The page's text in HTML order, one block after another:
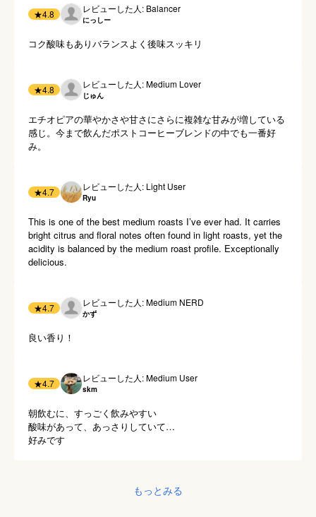
★4.8 レビューした人: Balancer
にっしー
コク酸味もありバランスよく後味スッキリ
★4.8 レビューした人: Medium Lover
じゅん
エチオピアの華やかさや甘さにさらに複雑な甘みが増している
感じ。今まで飲んだポストコーヒーブレンドの中でも一番好
み。
★4.7 レビューした人: Light User
Ryu
This is one of the best medium roasts I’ve ever had. It carries
bright citrus and floral notes often found in light roasts, yet the
acidity is balanced by the medium roast profile. Exceptionally
delicious.
★4.7 レビューした人: Medium NERD
かず
良い香り！
★4.7 レビューした人: Medium User
skm
朝飲むに、すっごく飲みやすい
酸味があって、あっさりしていて…
もっとみる